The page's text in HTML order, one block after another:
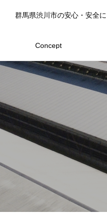
Concept
群馬県渋川市の安心・安全